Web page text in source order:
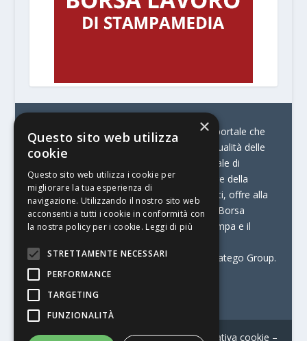
© Stratego Group –
stampamedia.net è il portale che
racconta le innovazioni tecnologiche e l’attualità delle
aziende di stampa e di converting. È il portale di
riferimento per chi opera in Italia nel settore della
comunicazione stampata. Oltre ai contenuti, offre alla
propria community diversi servizi come:
la Borsa
Lavoro, la Print Connection, i Big della Stampa e il
Stampamedia.net è una delle testate di Stratego Group.
Partita IVA07921450156
Contatti–Informativa privacy–Informativa cookie –
×
Questo sito web utilizza
cookie
Questo sito web utilizza i cookie per
migliorare la tua esperienza di
navigazione. Utilizzando il nostro sito web
acconsenti a tutti i cookie in conformità con
la nostra policy per i cookie. Leggi di più
STRETTAMENTE NECESSARI
PERFORMANCE
TARGETING
FUNZIONALITÀ